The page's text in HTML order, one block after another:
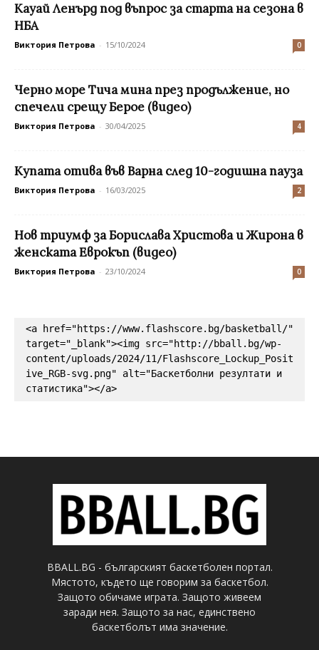
Кауай Ленърд под въпрос за старта на сезона в
НБА
Виктория Петрова - 15/10/2024 0
Черно море Тича мина през продължение, но
спечели срещу Берое (видео)
Виктория Петрова - 30/04/2025 4
Купата отива във Варна след 10-годишна пауза
Виктория Петрова - 16/03/2025 2
Нов триумф за Борислава Христова и Жирона в
женската Еврокъп (видео)
Виктория Петрова - 23/10/2024 0
<a href="https://www.flashscore.bg/basketball/"
target="_blank"><img src="http://bball.bg/wp-
content/uploads/2024/11/Flashscore_Lockup_Posit
ive_RGB-svg.png" alt="Баскетболни резултати и
статистика"></a>
BBALL.BG - българският баскетболен портал.
Мястото, където ще говорим за баскетбол.
Защото обичаме играта. Защото живеем
заради нея. Защото за нас, единствено
баскетболът има значение.